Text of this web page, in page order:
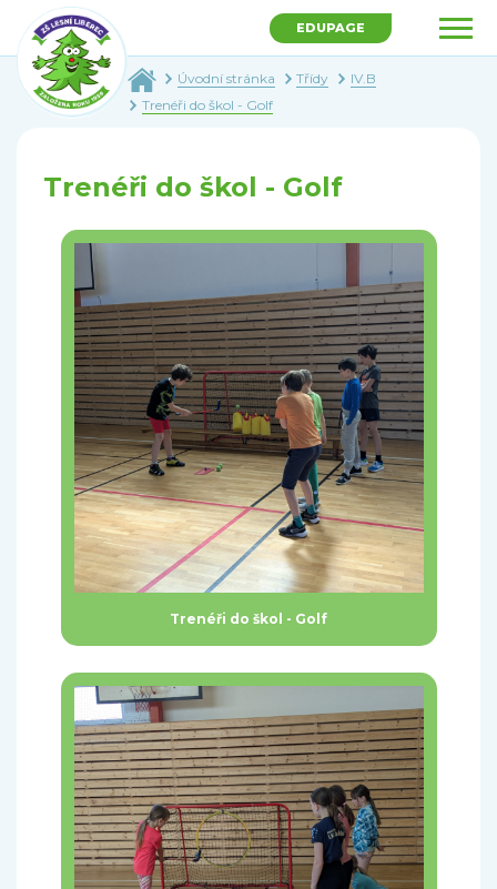
EDUPAGE
Úvodní stránka Třídy
IV.B
Trenéři do škol - Golf
Trenéři do škol - Golf
Trenéři do škol - Golf